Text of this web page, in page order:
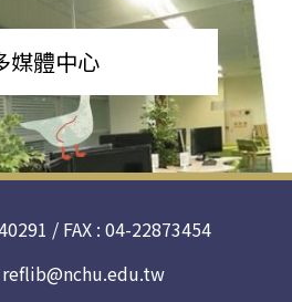
媒體中心
/ FAX : 04-22873454
reflib@nchu.edu.tw